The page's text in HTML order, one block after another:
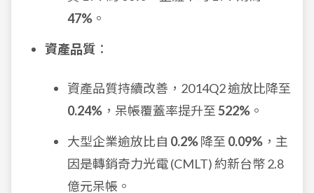
47% 。
資產品質 ：
資產品質持續改善，2014Q2 逾放比降至
0.24% ，呆帳覆蓋率提升至 522% 。
大型企業逾放比自 0.2%降至 0.09% ，主
因是轉銷奇力光電 (CMLT) 約新台幣 2.8
億元呆帳。